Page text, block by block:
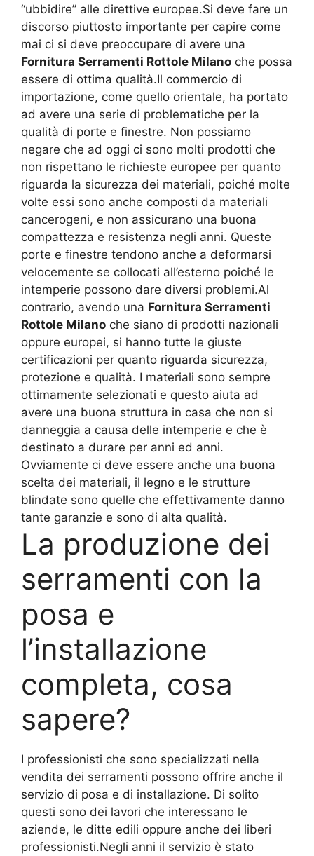
“ubbidire” alle direttive europee.Si deve fare un
discorso piuttosto importante per capire come
mai ci si deve preoccupare di avere una
Fornitura Serramenti Rottole Milano che possa
essere di ottima qualità.Il commercio di
importazione, come quello orientale, ha portato
ad avere una serie di problematiche per la
qualità di porte e finestre. Non possiamo
negare che ad oggi ci sono molti prodotti che
non rispettano le richieste europee per quanto
riguarda la sicurezza dei materiali, poiché molte
volte essi sono anche composti da materiali
cancerogeni, e non assicurano una buona
compattezza e resistenza negli anni. Queste
porte e finestre tendono anche a deformarsi
velocemente se collocati all’esterno poiché le
intemperie possono dare diversi problemi.Al
contrario, avendo una Fornitura Serramenti
Rottole Milano che siano di prodotti nazionali
oppure europei, si hanno tutte le giuste
certificazioni per quanto riguarda sicurezza,
protezione e qualità. I materiali sono sempre
ottimamente selezionati e questo aiuta ad
avere una buona struttura in casa che non si
danneggia a causa delle intemperie e che è
destinato a durare per anni ed anni.
Ovviamente ci deve essere anche una buona
scelta dei materiali, il legno e le strutture
blindate sono quelle che effettivamente danno
tante garanzie e sono di alta qualità.
La produzione dei
serramenti con la
posa e
l’installazione
completa, cosa
sapere?
I professionisti che sono specializzati nella
vendita dei serramenti possono offrire anche il
servizio di posa e di installazione. Di solito
questi sono dei lavori che interessano le
aziende, le ditte edili oppure anche dei liberi
professionisti.Negli anni il servizio è stato